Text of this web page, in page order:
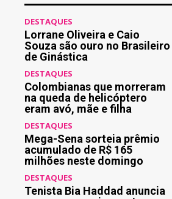
DESTAQUES
Lorrane Oliveira e Caio
Souza são ouro no Brasileiro
de Ginástica
DESTAQUES
Colombianas que morreram
na queda de helicóptero
eram avó, mãe e filha
DESTAQUES
Mega-Sena sorteia prêmio
acumulado de R$ 165
milhões neste domingo
DESTAQUES
Tenista Bia Haddad anuncia